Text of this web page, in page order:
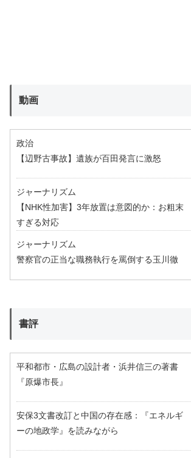
動画
政治
【辺野古事故】遺族が百田発言に激怒
ジャーナリズム
【NHK性加害】3年放置は意図的か：お粗末
すぎる対応
ジャーナリズム
警察官の正当な職務執行を罵倒する玉川徹
書評
平和都市・広島の設計者・浜井信三の著書
『原爆市長』
安保3文書改訂と中国の存在感：『エネルギ
ーの地政学』を読みながら